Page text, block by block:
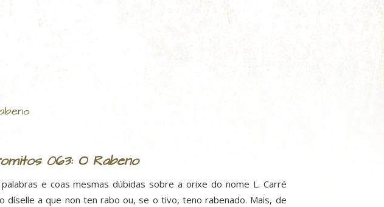
063: O Rabeno
e coas mesmas dúbidas sobre a orixe do nome L. Carré
díselle a que non ten rabo ou, se o tivo, teno rabenado. Mais, de